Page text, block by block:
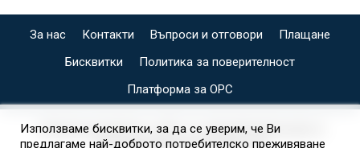
За нас Контакти Въпроси и отговори
Плащане
Бисквитки
Политика за поверителност
Платформа за ОРС
СПЕЦИАЛИЗИРАН САЙТ ЗА ИНДИВИДУАЛНИ И
Използваме бисквитки, за да се уверим, че Ви
предлагаме най-доброто потребителско преживяване